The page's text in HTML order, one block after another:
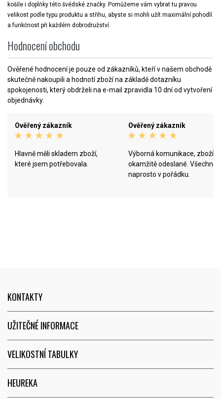
košile i doplňky této švédské značky. Pomůžeme vám vybrat tu pravou
velikost podle typu produktu a střihu, abyste si mohli užít maximální pohodlí
a funkčnost při každém dobrodružství.
Hodnocení obchodu
Ověřené hodnocení je pouze od zákazníků, kteří v našem obchodě
skutečně nakoupili a hodnotí zboží na základě dotazníku
spokojenosti, který obdrželi na e-mail zpravidla 10 dní od vytvoření
objednávky.
Ověřený zákazník
Hlavně měli skladem zboží,
které jsem potřebovala.
Ověřený zákazník
Výborná komunikace, zboží
okamžitě odeslané. Všechno
naprosto v pořádku.
KONTAKTY
UŽITEČNÉ INFORMACE
VELIKOSTNÍ TABULKY
HEUREKA